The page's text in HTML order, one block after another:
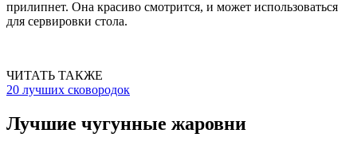
прилипнет. Она красиво смотрится, и может использоваться
для сервировки стола.
ЧИТАТЬ ТАКЖЕ
20 лучших сковородок
Лучшие чугунные жаровни